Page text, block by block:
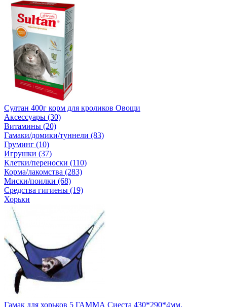
Султан 400г корм для кроликов Овощи
Аксессуары (30)
Витамины (20)
Гамаки/домики/туннели (83)
Груминг (10)
Игрушки (37)
Клетки/переноски (110)
Корма/лакомства (283)
Миски/поилки (68)
Средства гигиены (19)
Хорьки
Гамак для хорьков 5 ГАММА Сиеста 430*290*4мм.